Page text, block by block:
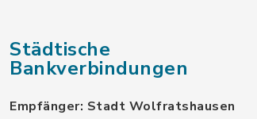
Städtische
Bankverbindungen
Empfänger: Stadt Wolfratshausen